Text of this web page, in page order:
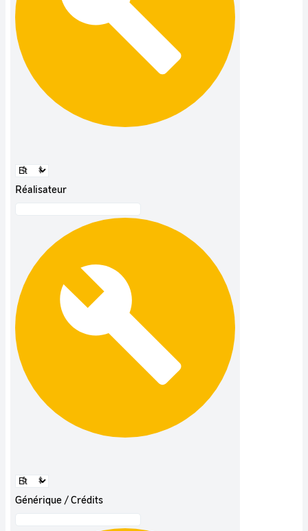
Réalisateur
Générique / Crédits